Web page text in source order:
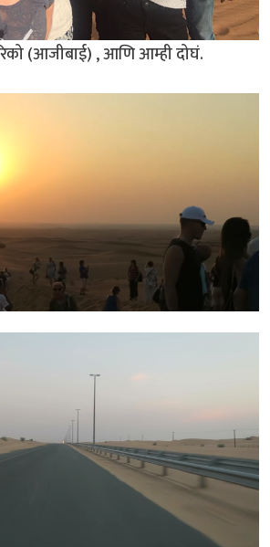
(आजीबाई) , आणि आम्ही दोघं.